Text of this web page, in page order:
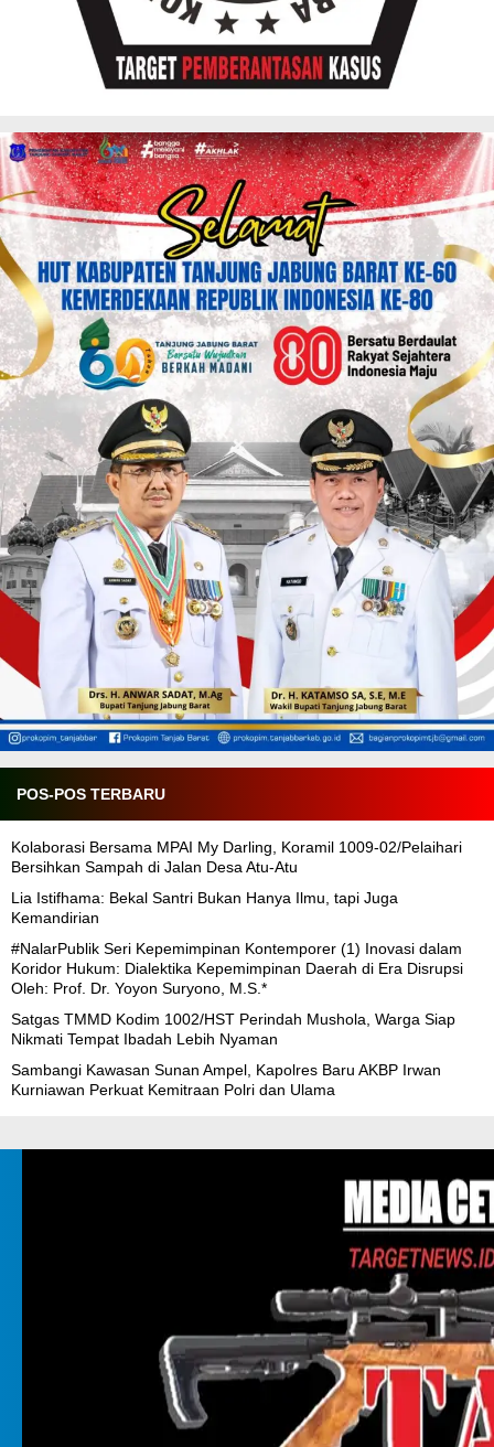
POS-POS TERBARU
Kolaborasi Bersama MPAI My Darling, Koramil 1009-02/Pelaihari
Bersihkan Sampah di Jalan Desa Atu-Atu
Lia Istifhama: Bekal Santri Bukan Hanya Ilmu, tapi Juga
Kemandirian
#NalarPublik Seri Kepemimpinan Kontemporer (1) Inovasi dalam
Koridor Hukum: Dialektika Kepemimpinan Daerah di Era Disrupsi
Oleh: Prof. Dr. Yoyon Suryono, M.S.*
Satgas TMMD Kodim 1002/HST Perindah Mushola, Warga Siap
Nikmati Tempat Ibadah Lebih Nyaman
Sambangi Kawasan Sunan Ampel, Kapolres Baru AKBP Irwan
Kurniawan Perkuat Kemitraan Polri dan Ulama